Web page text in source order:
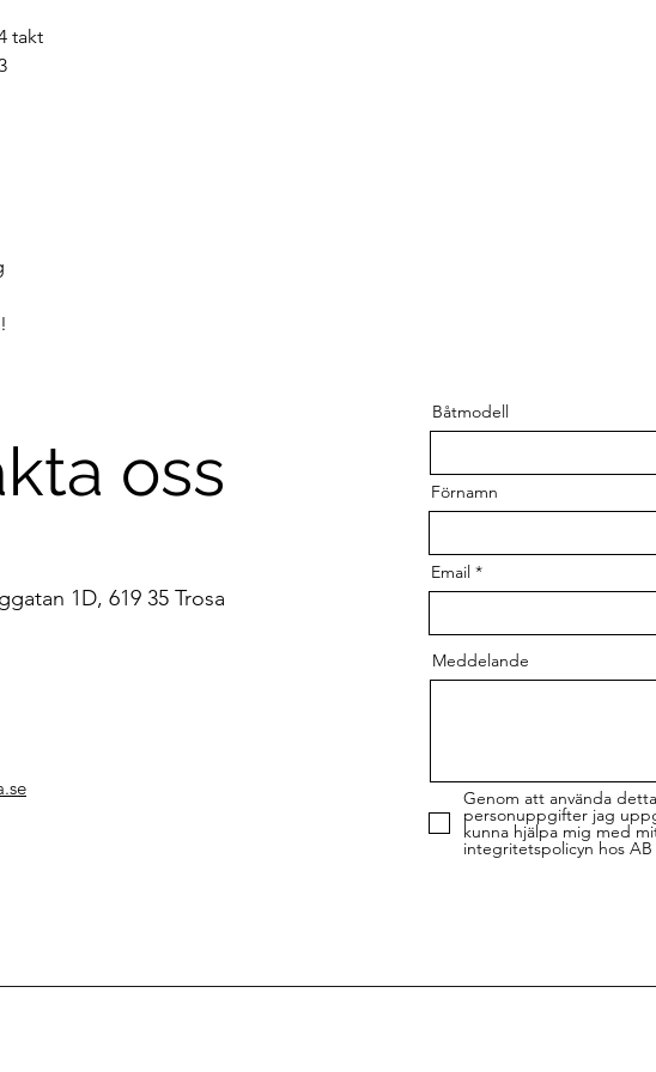
takt
oss
1D, 619 35 Trosa
Båtmodell
Förnamn
Email
Meddelande
Genom att använda
personuppgifter jag
kunna hjälpa mig med
integritetspolicyn hos AB